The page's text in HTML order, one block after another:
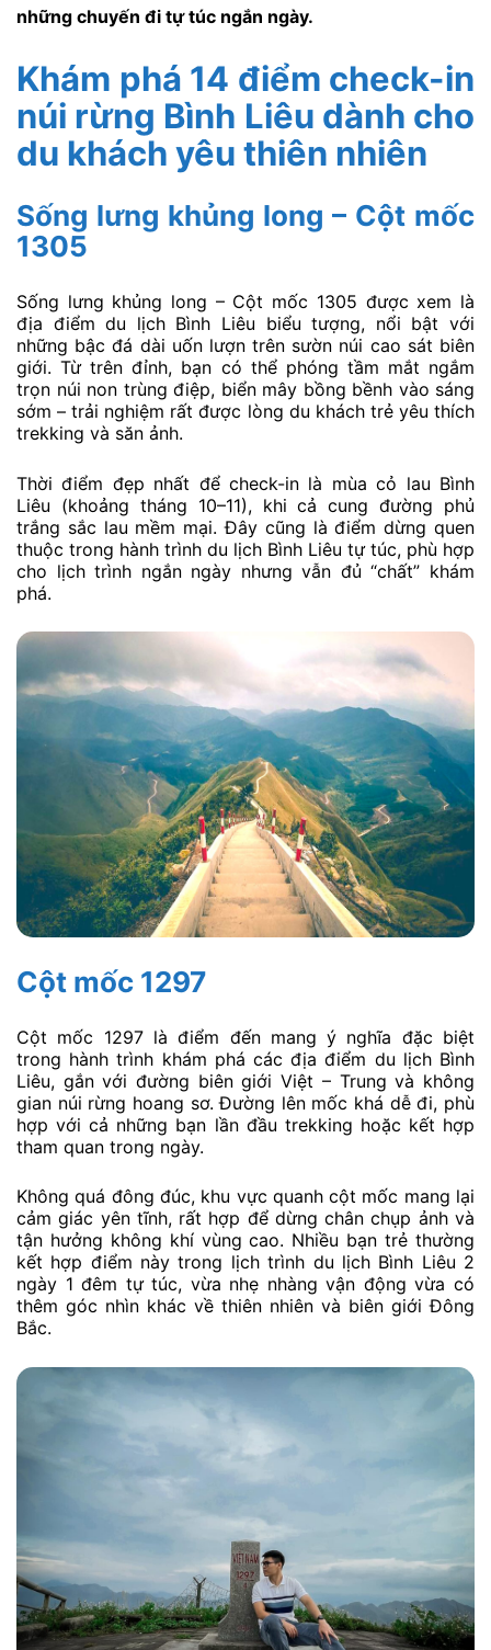
những chuyến đi tự túc ngắn ngày.
Khám phá 14 điểm check-in
núi rừng Bình Liêu dành cho
du khách yêu thiên nhiên
Sống lưng khủng long – Cột mốc
1305
Sống lưng khủng long – Cột mốc 1305 được xem là
địa điểm du lịch Bình Liêu biểu tượng, nổi bật với
những bậc đá dài uốn lượn trên sườn núi cao sát biên
giới. Từ trên đỉnh, bạn có thể phóng tầm mắt ngắm
trọn núi non trùng điệp, biển mây bồng bềnh vào sáng
sớm – trải nghiệm rất được lòng du khách trẻ yêu thích
trekking và săn ảnh.
Thời điểm đẹp nhất để check-in là mùa cỏ lau Bình
Liêu (khoảng tháng 10–11), khi cả cung đường phủ
trắng sắc lau mềm mại. Đây cũng là điểm dừng quen
thuộc trong hành trình du lịch Bình Liêu tự túc, phù hợp
cho lịch trình ngắn ngày nhưng vẫn đủ “chất” khám
phá.
Cột mốc 1297
Cột mốc 1297 là điểm đến mang ý nghĩa đặc biệt
trong hành trình khám phá các địa điểm du lịch Bình
Liêu, gắn với đường biên giới Việt – Trung và không
gian núi rừng hoang sơ. Đường lên mốc khá dễ đi, phù
hợp với cả những bạn lần đầu trekking hoặc kết hợp
tham quan trong ngày.
Không quá đông đúc, khu vực quanh cột mốc mang lại
cảm giác yên tĩnh, rất hợp để dừng chân chụp ảnh và
tận hưởng không khí vùng cao. Nhiều bạn trẻ thường
kết hợp điểm này trong lịch trình du lịch Bình Liêu 2
ngày 1 đêm tự túc, vừa nhẹ nhàng vận động vừa có
thêm góc nhìn khác về thiên nhiên và biên giới Đông
Bắc.